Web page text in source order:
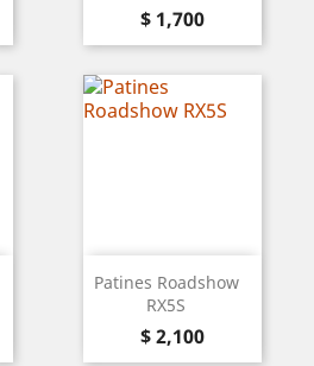
Precio
$ 1,700
Patines Roadshow
RX5S
Precio
$ 2,100